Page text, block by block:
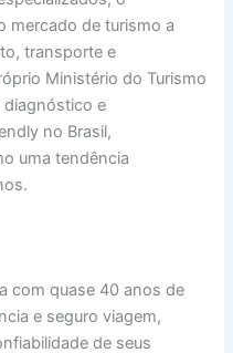
mercado de turismo a
transporte e
Ministério do Turismo
diagnóstico e
no Brasil,
uma tendência
com quase 40 anos de
e seguro viagem,
de seus